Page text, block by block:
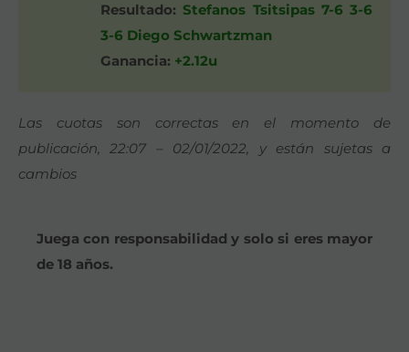
Resultado: Stefanos Tsitsipas 7-6 3-6
3-6 Diego Schwartzman
Ganancia: +2.12u
Las cuotas son correctas en el momento de
publicación, 22:07 – 02/01/2022, y están sujetas a
cambios
Juega con responsabilidad y solo si eres mayor
de 18 años.